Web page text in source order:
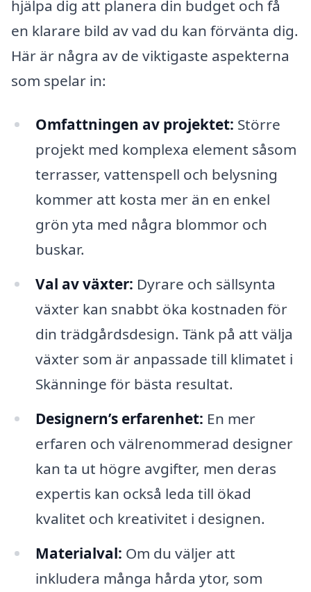
hjälpa dig att planera din budget och få
en klarare bild av vad du kan förvänta dig.
Här är några av de viktigaste aspekterna
som spelar in:
Omfattningen av projektet: Större
projekt med komplexa element såsom
terrasser, vattenspell och belysning
kommer att kosta mer än en enkel
grön yta med några blommor och
buskar.
Val av växter: Dyrare och sällsynta
växter kan snabbt öka kostnaden för
din trädgårdsdesign. Tänk på att välja
växter som är anpassade till klimatet i
Skänninge för bästa resultat.
Designern’s erfarenhet: En mer
erfaren och välrenommerad designer
kan ta ut högre avgifter, men deras
expertis kan också leda till ökad
kvalitet och kreativitet i designen.
Materialval: Om du väljer att
inkludera många hårda ytor, som